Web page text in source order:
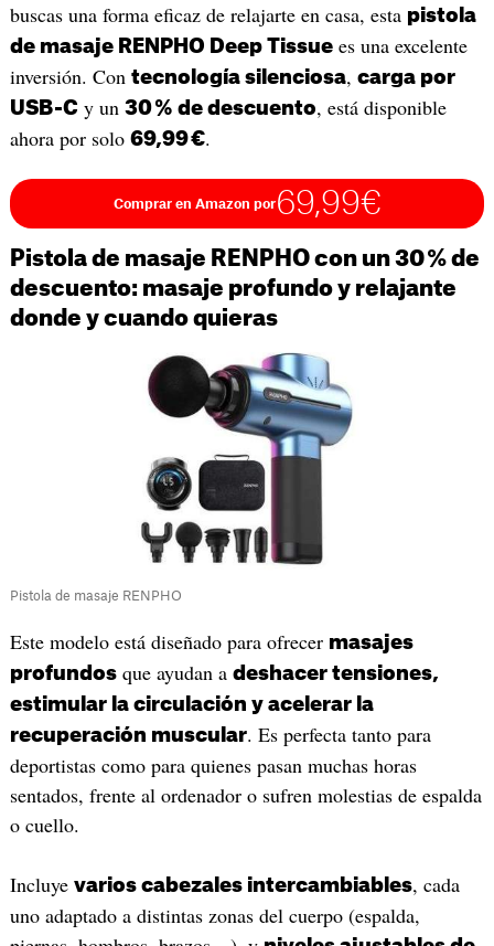
buscas una forma eficaz de relajarte en casa, esta pistola
de masaje RENPHO Deep Tissuees una excelente
inversión. Con tecnología silenciosa, carga por
USB-C y un 30 % de descuento, está disponible
ahora por solo 69,99 €.
Comprar en Amazon por69,99€
Pistola de masaje RENPHO con un 30 % de
descuento: masaje profundo y relajante
donde y cuando quieras
Pistola de masaje RENPHO
Este modelo está diseñado para ofrecer masajes
profundosque ayudan a deshacer tensiones,
estimular la circulación y acelerar la
recuperación muscular. Es perfecta tanto para
deportistas como para quienes pasan muchas horas
sentados, frente al ordenador o sufren molestias de espalda
o cuello.
Incluye varios cabezales intercambiables, cada
uno adaptado a distintas zonas del cuerpo (espalda,